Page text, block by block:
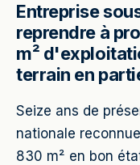
Entreprise
reprendre à
m²
terrain en
Seize ans de
nationale
830 m² en bon